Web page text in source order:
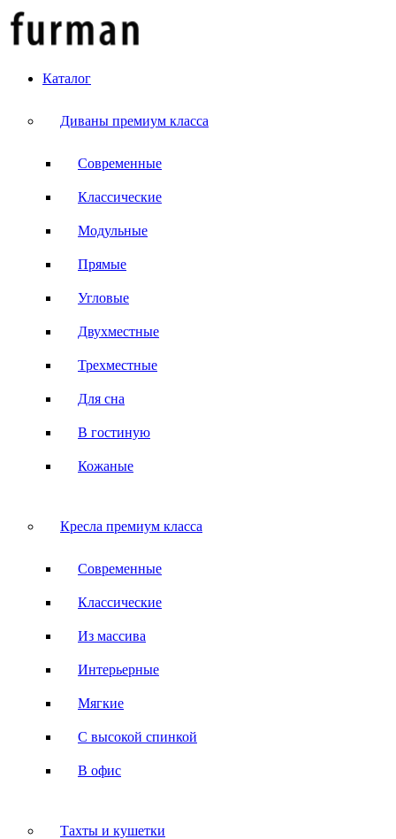
Каталог
Диваны премиум класса
Современные
Классические
Модульные
Прямые
Угловые
Двухместные
Трехместные
Для сна
В гостиную
Кожаные
Кресла премиум класса
Современные
Классические
Из массива
Интерьерные
Мягкие
С высокой спинкой
В офис
Тахты и кушетки